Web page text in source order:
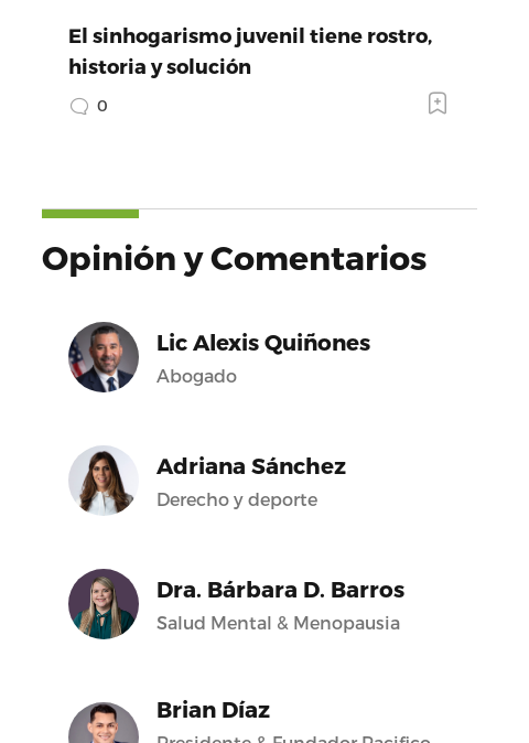
El sinhogarismo juvenil tiene rostro,
historia y solución
0
Opinión y Comentarios
Lic Alexis Quiñones
Abogado
Adriana Sánchez
Derecho y deporte
Dra. Bárbara D. Barros
Salud Mental & Menopausia
Brian Díaz